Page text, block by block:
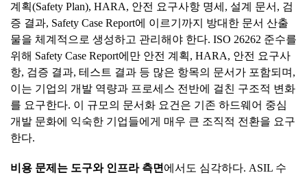
계획(Safety Plan), HARA, 안전 요구사항 명세, 설계 문서, 검
증 결과, Safety Case Report에 이르기까지 방대한 문서 산출
물을 체계적으로 생성하고 관리해야 한다. ISO 26262 준수를
위해 Safety Case Report에만 안전 계획, HARA, 안전 요구사
항, 검증 결과, 테스트 결과 등 많은 항목의 문서가 포함되며,
이는 기업의 개발 역량과 프로세스 전반에 걸친 구조적 변화
를 요구한다. 이 규모의 문서화 요건은 기존 하드웨어 중심
개발 문화에 익숙한 기업들에게 매우 큰 조직적 전환을 요구
한다.
비용 문제는 도구와 인프라 측면에서도 심각하다. ASIL 수